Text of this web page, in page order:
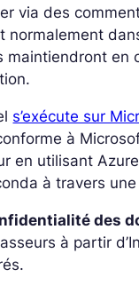
via des
normalement
maintiendront
s’exécute sur
à
en utilisant
à travers
des
à partir